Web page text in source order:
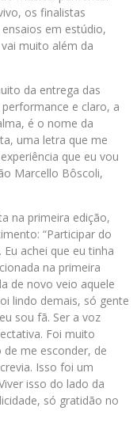
os finalistas
em estúdio,
muito além da
da entrega das
e claro, a
é o nome da
uma letra que me
que eu vou
Marcello Bôscoli,
na primeira edição,
“Participar do
achei que eu tinha
na primeira
de novo veio aquele
lindo demais, só gente
sou fã. Ser a voz
Foi muito
me esconder, de
Isso foi um
isso do lado da
só gratidão no